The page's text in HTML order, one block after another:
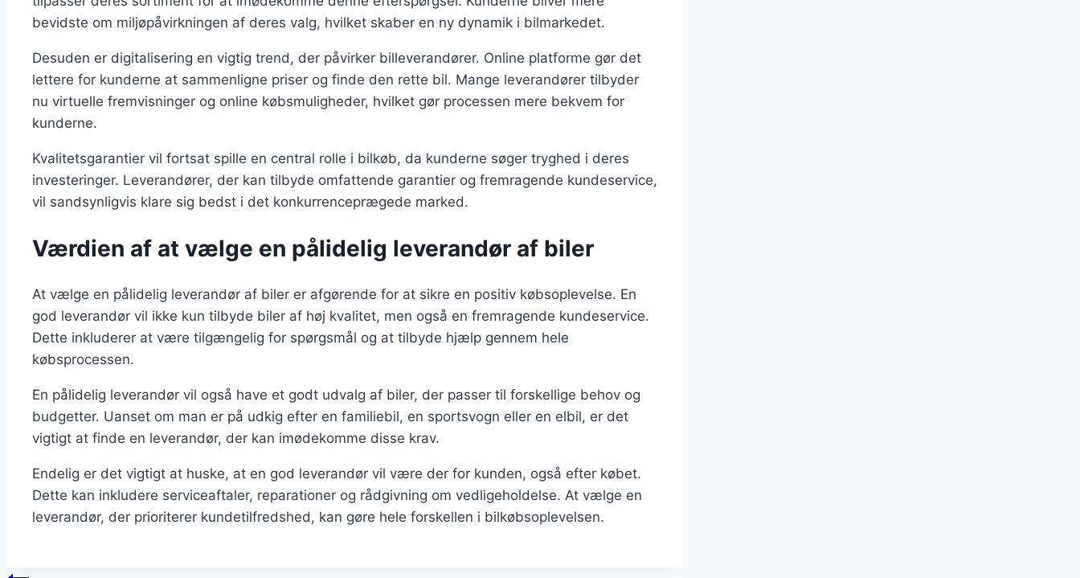
bevidste om miljøpåvirkningen af deres valg, hvilket skaber en ny dynamik i bilmarkedet.
Desuden er digitalisering en vigtig trend, der påvirker billeverandører. Online platforme gør det
lettere for kunderne at sammenligne priser og finde den rette bil. Mange leverandører tilbyder
nu virtuelle fremvisninger og online købsmuligheder, hvilket gør processen mere bekvem for
kunderne.
Kvalitetsgarantier vil fortsat spille en central rolle i bilkøb, da kunderne søger tryghed i deres
investeringer. Leverandører, der kan tilbyde omfattende garantier og fremragende kundeservice,
vil sandsynligvis klare sig bedst i det konkurrenceprægede marked.
Værdien af at vælge en pålidelig leverandør af biler
At vælge en pålidelig leverandør af biler er afgørende for at sikre en positiv købsoplevelse. En
god leverandør vil ikke kun tilbyde biler af høj kvalitet, men også en fremragende kundeservice.
Dette inkluderer at være tilgængelig for spørgsmål og at tilbyde hjælp gennem hele
købsprocessen.
En pålidelig leverandør vil også have et godt udvalg af biler, der passer til forskellige behov og
budgetter. Uanset om man er på udkig efter en familiebil, en sportsvogn eller en elbil, er det
vigtigt at finde en leverandør, der kan imødekomme disse krav.
Endelig er det vigtigt at huske, at en god leverandør vil være der for kunden, også efter købet.
Dette kan inkludere serviceaftaler, reparationer og rådgivning om vedligeholdelse. At vælge en
leverandør, der prioriterer kundetilfredshed, kan gøre hele forskellen i bilkøbsoplevelsen.